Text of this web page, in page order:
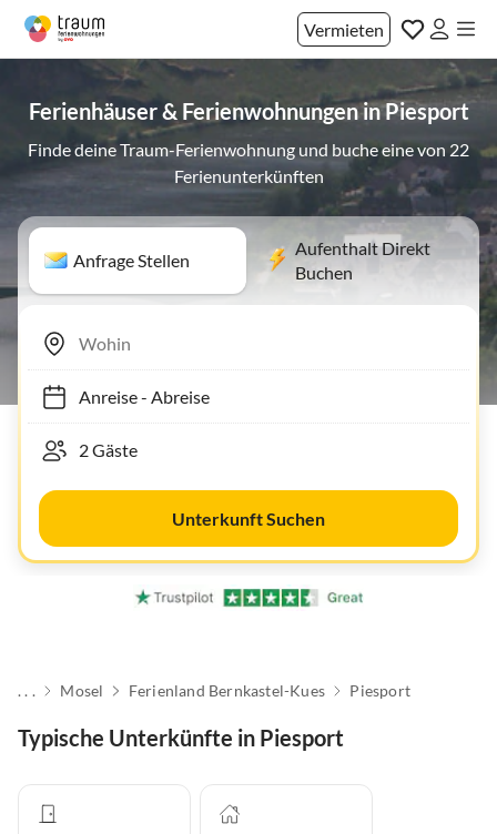
Vermieten
Ferienhäuser & Ferienwohnungen in Piesport
Finde deine Traum-Ferienwohnung und buche eine von 22
Ferienunterkünften
Anfrage Stellen
Aufenthalt Direkt
Buchen
Anreise- Abreise
Unterkunft Suchen
. . . Mosel Ferienland Bernkastel-Kues Piesport
Typische Unterkünfte in Piesport